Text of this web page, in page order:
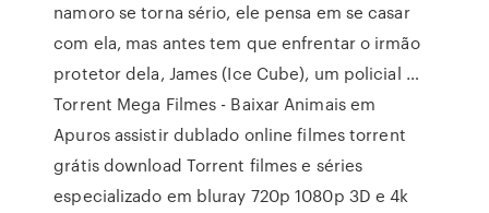
namoro se torna sério, ele pensa em se casar
com ela, mas antes tem que enfrentar o irmão
protetor dela, James (Ice Cube), um policial …
Torrent Mega Filmes - Baixar Animais em
Apuros assistir dublado online filmes torrent
grátis download Torrent filmes e séries
especializado em bluray 720p 1080p 3D e 4k